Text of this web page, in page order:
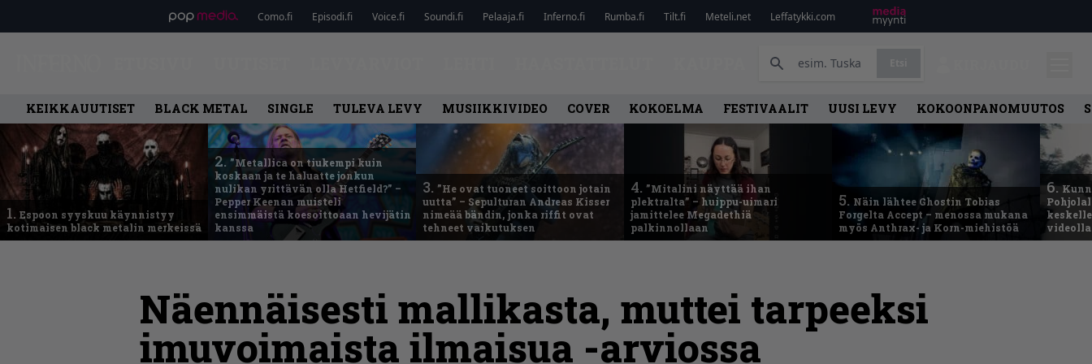
Como.fi Episodi.fi Voice.fi Soundi.fi Pelaaja.fi Inferno.fi Rumba.fi Tilt.fi Meteli.net Leffatykki.com
KEIKKAUUTISET BLACK METAL SINGLE TULEVA LEVY MUSIIKKIVIDEO COVER KOKOELMA FESTIVAALIT UUSI LEVY KOKOONPANOMUUTOS
1. Espoon syyskuu käynnistyy
kotimaisen black metalin merkeissä
2. ”Metallica on tiukempi kuin
koskaan ja te haluatte jonkun
nulikan yrittävän olla Hetfield?” –
Pepper Keenan muisteli
ensimmäistä koesoittoaan hevijätin
kanssa
3. ”He ovat tuoneet soittoon jotain
uutta” – Sepulturan Andreas Kisser
nimeää bändin, jonka riffit ovat
tehneet vaikutuksen
4. ”Mitalini näyttää ihan
plektralta” – huippu-uimari
jamittelee Megadethiä
palkinnollaan
5. Näin lähtee Ghostin Tobias
Forgelta Accept – menossa mukana
myös Anthrax- ja Korn-miehistöä
6.
Näennäisesti mallikasta, muttei tarpeeksi
imuvoimaista ilmaisua -arviossa